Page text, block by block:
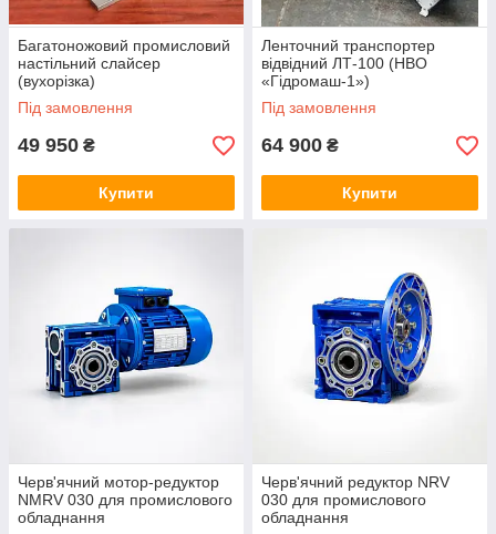
Багатоножовий промисловий
настільний слайсер
(вухорізка)
Під замовлення
49 950 ₴
Купити
Ленточний транспортер
відвідний ЛТ-100 (НВО
«Гідромаш-1»)
Під замовлення
64 900 ₴
Купити
Черв'ячний мотор-редуктор
NMRV 030 для промислового
обладнання
Черв'ячний редуктор NRV
030 для промислового
обладнання